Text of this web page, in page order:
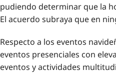
pudiendo determinar que la
El acuerdo subraya que en
Respecto a los eventos
eventos presenciales con
eventos y actividades